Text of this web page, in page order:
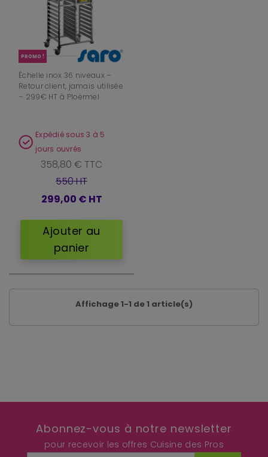
PROMO !
Échelle inox 36 niveaux –
Retour client, jamais utilisée
– 299€ HT à Ploërmel
Expédié sous 3 à 5
jours ouvrés
358,80 € TTC
550 HT
299,00 € HT
Ajouter au
panier
Affichage 1-1 de 1 article(s)
Abonnez-vous à notre newsletter
pour recevoir les offres Cuisine des Pros